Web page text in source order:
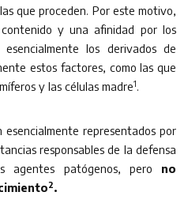
que proceden. Por este motivo,
y una afinidad por los
los derivados de
estos factores, como las que
y las células madre1.
esencialmente representados por
responsables de la defensa
patógenos, pero no
2.